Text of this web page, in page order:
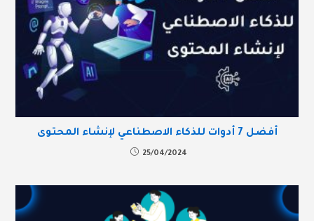
أفضل 7 أدوات للذكاء الاصطناعي لإنشاء المحتوى
25/04/2024